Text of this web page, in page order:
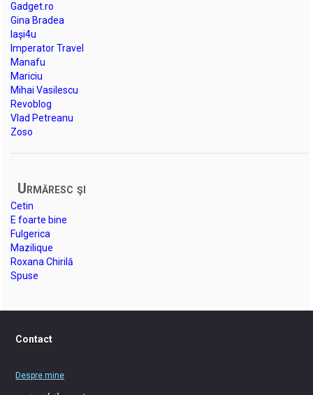
Gadget.ro
Gina Bradea
Iași4u
Imperator Travel
Manafu
Mariciu
Mihai Vasilescu
Revoblog
Vlad Petreanu
Zoso
Urmăresc şi
Cetin
E foarte bine
Fulgerica
Mazilique
Roxana Chirilă
Spuse
Contact
Despre mine